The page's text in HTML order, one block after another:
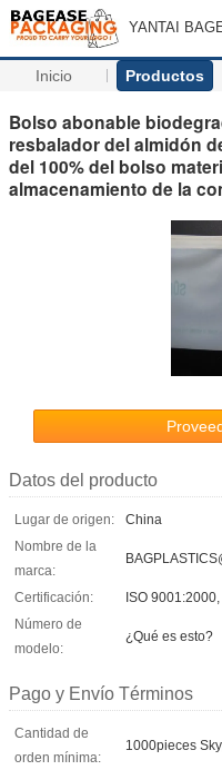
YANTAI
Inicio Productos
Bolso abonable
resbalador del almidón
del 100% del bolso
almacenamiento de la
Datos del producto
Lugar de origen:
China
Nombre de la
marca:
Certificación:
ISO
Número de
modelo:
¿Qué es esto?
Pago y Envío Términos
Cantidad de
orden mínima:
1000pieces